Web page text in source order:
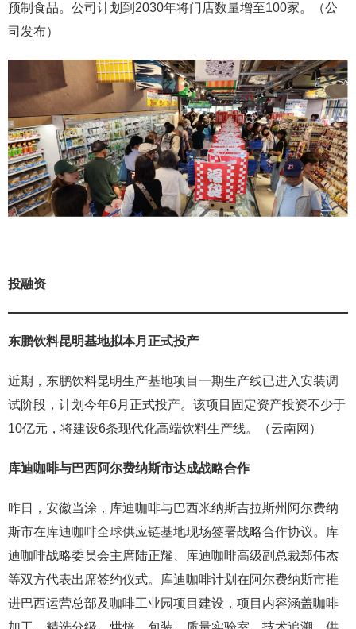
预制食品。公司计划到2030年将门店数量增至100家。（公
司发布）
投融资
东鹏饮料昆明基地拟本月正式投产
近期，东鹏饮料昆明生产基地项目一期生产线已进入安装调
试阶段，计划今年6月正式投产。该项目固定资产投资不少于
10亿元，将建设6条现代化高端饮料生产线。（云南网）
库迪咖啡与巴西阿尔费纳斯市达成战略合作
昨日，安徽当涂，库迪咖啡与巴西米纳斯吉拉斯州阿尔费纳
斯市在库迪咖啡全球供应链基地现场签署战略合作协议。库
迪咖啡战略委员会主席陆正耀、库迪咖啡高级副总裁郑伟杰
等双方代表出席签约仪式。库迪咖啡计划在阿尔费纳斯市推
进巴西运营总部及咖啡工业园项目建设，项目内容涵盖咖啡